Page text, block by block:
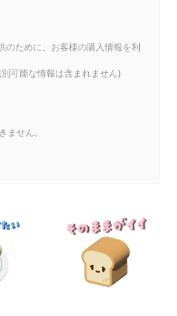
のために、お客様の購入情報を利
可能な情報は含まれません)
ません。